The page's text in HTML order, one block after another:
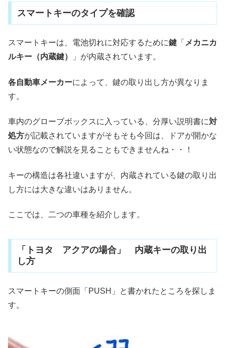
スマートキーのタイプを確認
スマートキーは、電池切れに対応するために鍵 「 メカニカ
ルキー（内蔵鍵）
」が内蔵されています。
各自動車メーカーによって、鍵の取り出し方が異なりま
す。
車内のグローブボックスに入っている、分厚い説明書に対
処方が記載されていますがそもそも今回は、ドアが開かな
い状態なので解説を見ることもできませんね・・！
キーの構造は各社違いますが、内蔵されている鍵の取り出
し方には大きな違いはありません。
ここでは、二つの車種を紹介します。
「トヨタ アクアの場合」 内蔵キーの取り出
し方
スマートキーの側面「PUSH」と書かれたところを探しま
す。